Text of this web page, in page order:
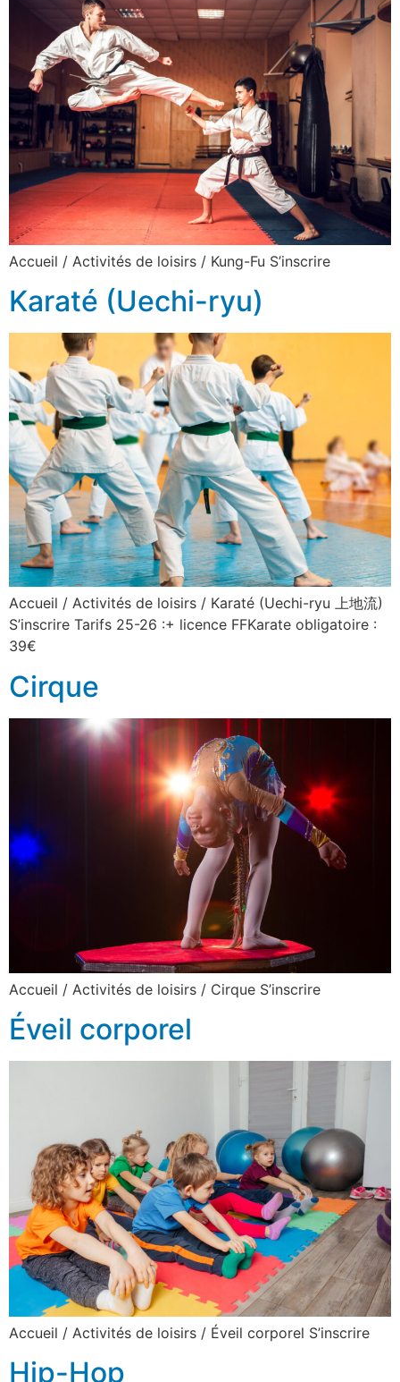
Accueil / Activités de loisirs / Kung-Fu S’inscrire
Karaté (Uechi-ryu)
Accueil / Activités de loisirs / Karaté (Uechi-ryu 上地流)
S’inscrire Tarifs 25-26 :+ licence FFKarate obligatoire :
39€
Cirque
Accueil / Activités de loisirs / Cirque S’inscrire
Éveil corporel
Accueil / Activités de loisirs / Éveil corporel S’inscrire
Hip-Hop